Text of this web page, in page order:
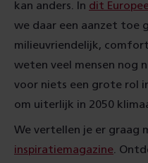
kan anders. In dit
we daar een aanzet toe
milieuvriendelijk,
weten veel mensen nog
voor niets een grote rol
om uiterlijk in 2050
We vertellen je er graag
inspiratiemagazine .